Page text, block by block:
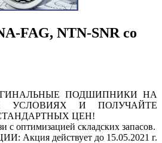
FAG, NTN-SNR со
ПОДШИПНИКИ НА
УСЛОВИЯХ И ПОЛУЧАЙТЕ
ЦЕН!
с оптимизацией складских запасов.
Акция действует до 15.05.2021 г.